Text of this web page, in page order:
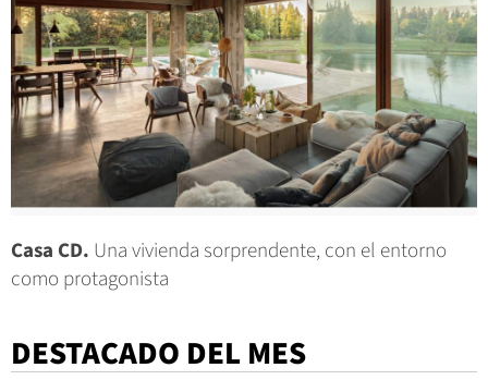
Casa CD. Una vivienda sorprendente, con el entorno
como protagonista
DESTACADO DEL MES